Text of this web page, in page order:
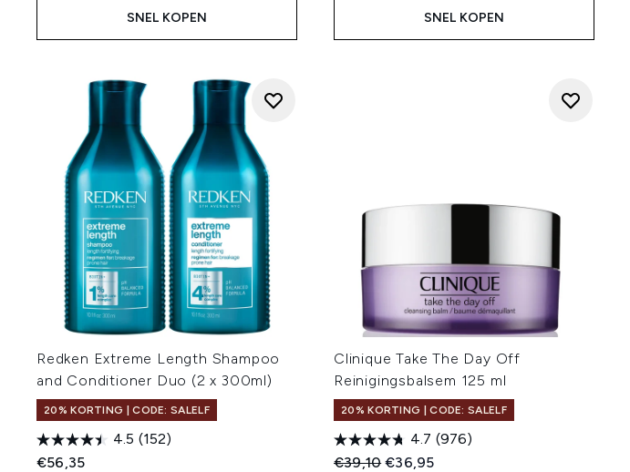
SNEL KOPEN SNEL KOPEN
Redken Extreme Length Shampoo
and Conditioner Duo (2 x 300ml)
20% KORTING | CODE: SALELF
4.5 (152)
€56,35
Clinique Take The Day Off
Reinigingsbalsem 125 ml
20% KORTING | CODE: SALELF
4.7 (976)
Recommended Retail Price:
€39,10Huidige prijs:
€36,95